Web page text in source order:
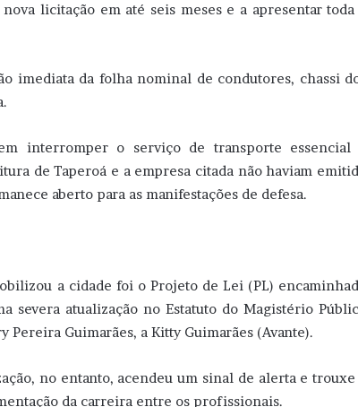
licitação em até seis meses e a apresentar toda
imediata da folha nominal de condutores, chassi
interromper o serviço de transporte essencial
de Taperoá e a empresa citada não haviam
aberto para as manifestações de defesa.
a cidade foi o Projeto de Lei (PL)
severa atualização no Estatuto do Magistério
Guimarães, a Kitty Guimarães (Avante).
no entanto, acendeu um sinal de alerta e trouxe
da carreira entre os profissionais.